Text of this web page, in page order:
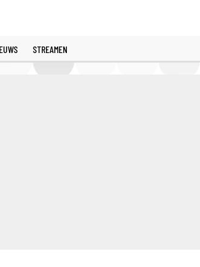
STREAMEN